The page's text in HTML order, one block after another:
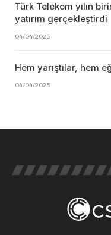
Türk Telekom yılın
yatırım gerçekleştirdi
04/04/2025
Hem yarıştılar, hem
04/04/2025